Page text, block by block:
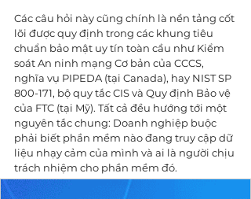
Các câu hỏi này cũng chính là nền tảng cốt
lõi được quy định trong các khung tiêu
chuẩn bảo mật uy tín toàn cầu như Kiểm
soát An ninh mạng Cơ bản của CCCS,
nghĩa vụ PIPEDA (tại Canada), hay NIST SP
800-171, bộ quy tắc CIS và Quy định Bảo vệ
của FTC (tại Mỹ). Tất cả đều hướng tới một
nguyên tắc chung: Doanh nghiệp buộc
phải biết phần mềm nào đang truy cập dữ
liệu nhạy cảm của mình và ai là người chịu
trách nhiệm cho phần mềm đó.